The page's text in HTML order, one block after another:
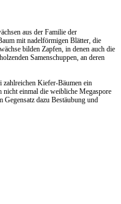
aus der Familie der
mit nadelförmigen Blätter, die
bilden Zapfen, in denen auch die
Samenschuppen, an deren
zahlreichen Kiefer-Bäumen ein
einmal die weibliche Megaspore
Gegensatz dazu Bestäubung und